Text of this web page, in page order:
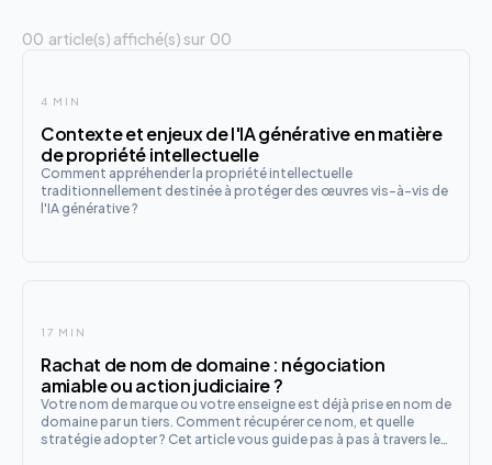
00 article(s) affiché(s) sur 00
4 MIN
Contexte et enjeux de l'IA générative en matière
de propriété intellectuelle
Comment appréhender la propriété intellectuelle
traditionnellement destinée à protéger des œuvres vis-à-vis de
l'IA générative ?
17 MIN
Rachat de nom de domaine : négociation
amiable ou action judiciaire ?
Votre nom de marque ou votre enseigne est déjà prise en nom de
domaine par un tiers. Comment récupérer ce nom, et quelle
stratégie adopter ? Cet article vous guide pas à pas à travers les